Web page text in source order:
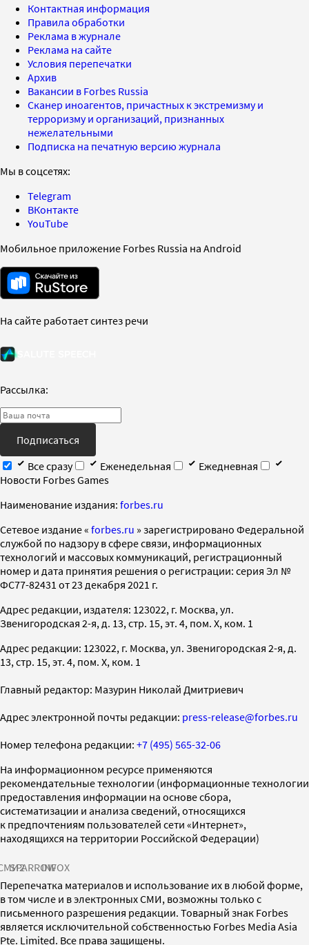
Контактная информация
Правила обработки
Реклама в журнале
Реклама на сайте
Условия перепечатки
Архив
Вакансии в Forbes Russia
Сканер иноагентов, причастных к экстремизму и
терроризму и организаций, признанных
нежелательными
Подписка на печатную версию журнала
Мы в соцсетях:
Telegram
ВКонтакте
YouTube
Мобильное приложение Forbes Russia на Android
На сайте работает синтез речи
Рассылка:
Подписаться
Все сразу
Еженедельная
Ежедневная
Новости Forbes Games
Наименование издания: forbes.ru
Cетевое издание « forbes.ru » зарегистрировано Федеральной
службой по надзору в сфере связи, информационных
технологий и массовых коммуникаций, регистрационный
номер и дата принятия решения о регистрации: серия Эл №
ФС77-82431 от 23 декабря 2021 г.
Адрес редакции, издателя: 123022, г. Москва, ул.
Звенигородская 2-я, д. 13, стр. 15, эт. 4, пом. X, ком. 1
Адрес редакции: 123022, г. Москва, ул. Звенигородская 2-я, д.
13, стр. 15, эт. 4, пом. X, ком. 1
Главный редактор: Мазурин Николай Дмитриевич
Адрес электронной почты редакции: press-release@forbes.ru
Номер телефона редакции: +7 (495) 565-32-06
На информационном ресурсе применяются
рекомендательные технологии (информационные технологии
предоставления информации на основе сбора,
систематизации и анализа сведений, относящихся
к предпочтениям пользователей сети «Интернет»,
находящихся на территории Российской Федерации)
SPARROWINFOX
Перепечатка материалов и использование их в любой форме,
в том числе и в электронных СМИ, возможны только с
письменного разрешения редакции. Товарный знак Forbes
является исключительной собственностью Forbes Media Asia
Pte. Limited. Все права защищены.